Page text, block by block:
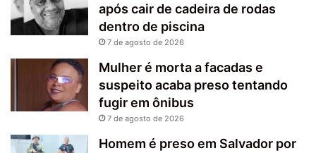
após cair de cadeira de rodas
dentro de piscina
7 de agosto de 2026
Mulher é morta a facadas e
suspeito acaba preso tentando
fugir em ônibus
7 de agosto de 2026
Homem é preso em Salvador por